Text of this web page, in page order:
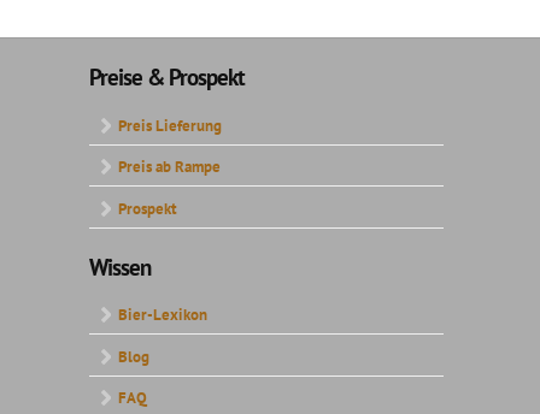
Preise & Prospekt
Preis Lieferung
Preis ab Rampe
Prospekt
Wissen
Bier-Lexikon
Blog
FAQ